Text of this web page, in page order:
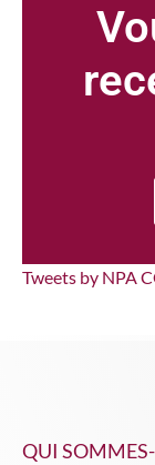
Tweets by NPA
QUI